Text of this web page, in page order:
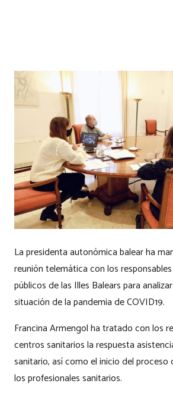
La presidenta autonómica balear ha
reunión telemática con los
públicos de las Illes Balears para
situación de la pandemia de COVID19.
Francina Armengol ha tratado con los
centros sanitarios la respuesta
sanitario, así como el inicio del proceso
los profesionales sanitarios.